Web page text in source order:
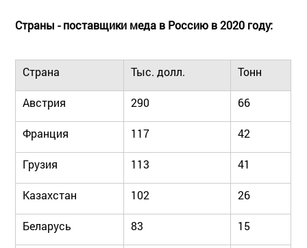
Страны - поставщики меда в Россию в 2020 году:
Страна Тыс. долл. Тонн
Австрия 290 66
Франция 117 42
Грузия 113 41
Казахстан 102 26
Беларусь 83 15